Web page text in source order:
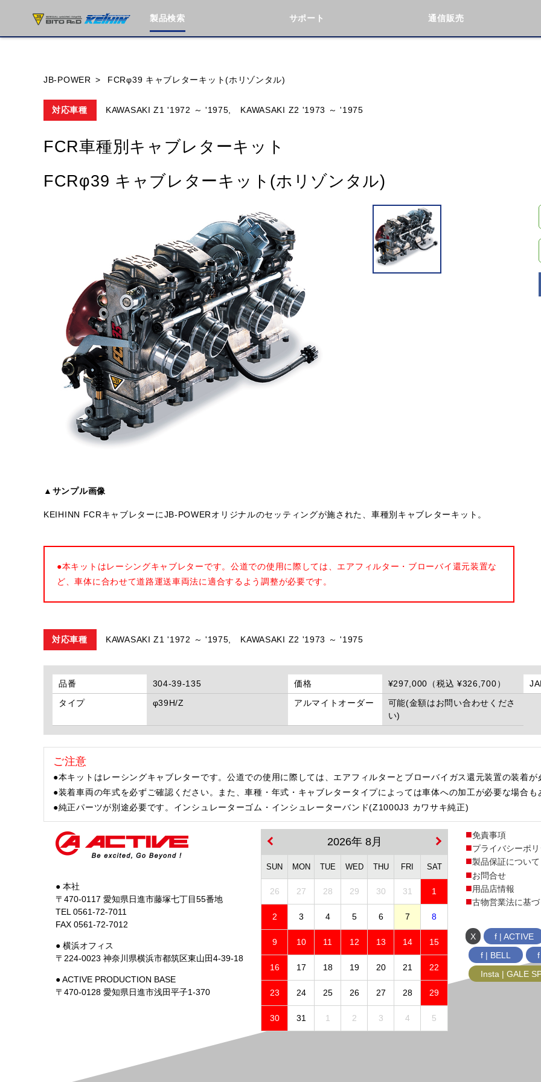
製品検索 サポート 通信販売
閉じる
JB-POWER FCRφ39 キャブレターキット(ホリゾンタル)
対応車種 KAWASAKI Z1 '1972 ～ '1975, KAWASAKI Z2 '1973 ～ '1975
FCR車種別キャブレターキット
FCRφ39 キャブレターキット(ホリゾンタル)
▲サンプル画像
KEIHINN FCRキャブレターにJB-POWERオリジナルのセッティングが施された、車種別キャブレターキット。
●本キットはレーシングキャブレターです。公道での使用に際しては、エアフィルター・ブローバイ還元装置な
ど、車体に合わせて道路運送車両法に適合するよう調整が必要です。
対応車種 KAWASAKI Z1 '1972 ～ '1975, KAWASAKI Z2 '1973 ～ '1975
品番 304-39-135 価格 ¥297,000（税込 ¥326,700）
タイプ
φ39H/Z アルマイトオーダー
可能(金額はお問い合わせくださ
い)
ご注意
●本キットはレーシングキャブレターです。公道での使用に際しては、エアフィルターとブローバイガス還元装置の装着が
●装着車両の年式を必ずご確認ください。また、車種・年式・キャブレタータイプによっては車体への加工が必要な場合
●純正パーツが別途必要です。インシュレーターゴム・インシュレーターバンド(Z1000J3 カワサキ純正)
● 本社
〒470-0117 愛知県日進市藤塚七丁目55番地
TEL 0561-72-7011
FAX 0561-72-7012
● 横浜オフィス
〒224-0023 神奈川県横浜市都筑区東山田4-39-18
● ACTIVE PRODUCTION BASE
〒470-0128 愛知県日進市浅田平子1-370
2026年 8月
SUN MON TUE WED THU FRI SAT
26 27 28 29 30 31 1
2 3 4 5 6 7 8
9 10 11 12 13 14 15
16 17 18 19 20 21 22
23 24 25 26 27 28 29
30 31 1 2 3 4 5
免責事項
プライバシーポ
製品保証について
お問合せ
用品店情報
古物営業法に基
X
f | ACTIVE
f | BELL
Insta | GALE